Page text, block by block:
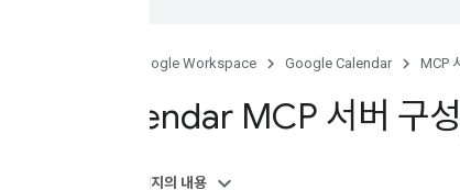
Google Workspace Google Calendar MCP
Calendar MCP 서버 구성
이 페이지의 내용